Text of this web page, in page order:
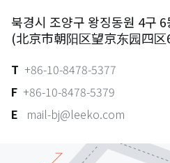
북경시 조양구 왕징동원 4구
(北京市朝阳区望京东园四
T +86-10-8478-5377
F +86-10-8478-5379
E
mail-bj@leeko.com